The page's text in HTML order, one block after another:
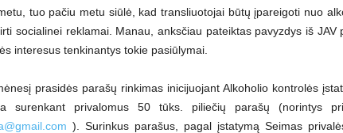
tuo pačiu metu siūlė, kad transliuotojai būtų įpareigoti nuo
socialinei reklamai. Manau, anksčiau pateiktas pavyzdys iš JAV
interesus tenkinantys tokie pasiūlymai.
prasidės parašų rinkimas inicijuojant Alkoholio kontrolės
surenkant privalomus 50 tūks. piliečių parašų (norintys
). Surinkus parašus, pagal įstatymą Seimas